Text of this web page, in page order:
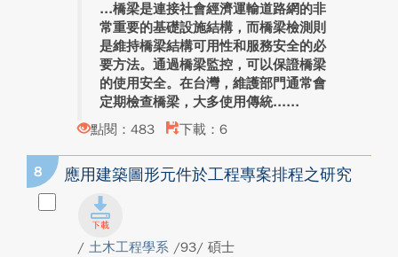
橋梁是連接社會經濟運輸道路網的非
常重要的基礎設施結構，而橋梁檢測則
是維持橋梁結構可用性和服務安全的必
要方法。通過橋梁監控，可以保證橋梁
的使用安全。在台灣，維護部門通常會
定期檢查橋梁，大多使用傳統...
點閱：483
下載：6
8 應用建築圖形元件於工程專案排程之研究
/ 土木工程學系 /93/ 碩士